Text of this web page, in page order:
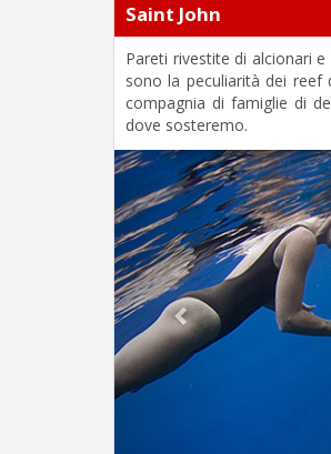
Saint John
Pareti rivestite di alcionari
sono la peculiarità dei reef
compagnia di famiglie di
dove sosteremo.
Previous